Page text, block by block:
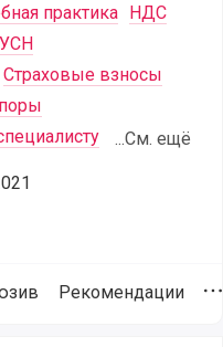
практика НДС
УСН
Страховые взносы
...См. ещё
Рекомендации